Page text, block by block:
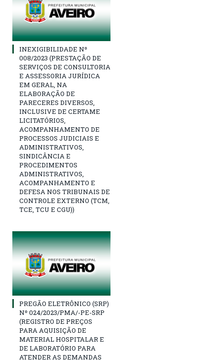
INEXIGIBILIDADE Nº
008/2023 (PRESTAÇÃO DE
SERVIÇOS DE CONSULTORIA
E ASSESSORIA JURÍDICA
EM GERAL, NA
ELABORAÇÃO DE
PARECERES DIVERSOS,
INCLUSIVE DE CERTAME
LICITATÓRIOS,
ACOMPANHAMENTO DE
PROCESSOS JUDICIAIS E
ADMINISTRATIVOS,
SINDICÂNCIA E
PROCEDIMENTOS
ADMINISTRATIVOS,
ACOMPANHAMENTO E
DEFESA NOS TRIBUNAIS DE
CONTROLE EXTERNO (TCM,
TCE, TCU E CGU))
PREGÃO ELETRÔNICO (SRP)
Nº 024/2023/PMA/-PE-SRP
(REGISTRO DE PREÇOS
PARA AQUISIÇÃO DE
MATERIAL HOSPITALAR E
DE LABORATÓRIO PARA
ATENDER AS DEMANDAS